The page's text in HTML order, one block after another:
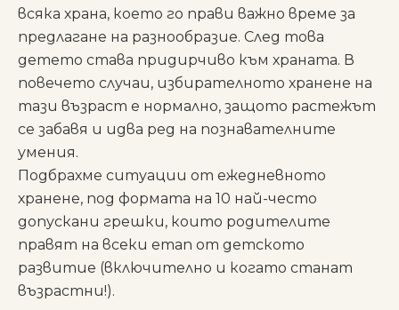
всяка храна, което го прави важно време за
предлагане на разнообразие. След това
детето става придирчиво към храната. В
повечето случаи, избирателното хранене на
тази възраст е нормално, защото растежът
се забавя и идва ред на познавателните
умения.
Подбрахме ситуации от ежедневното
хранене, под формата на 10 най-често
допускани грешки, които родителите
правят на всеки етап от детското
развитие (включително и когато станат
възрастни!).